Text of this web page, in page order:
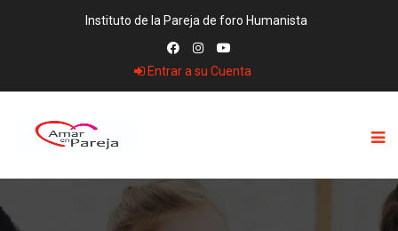
Instituto de la Pareja de foro Humanista
Entrar a su Cuenta